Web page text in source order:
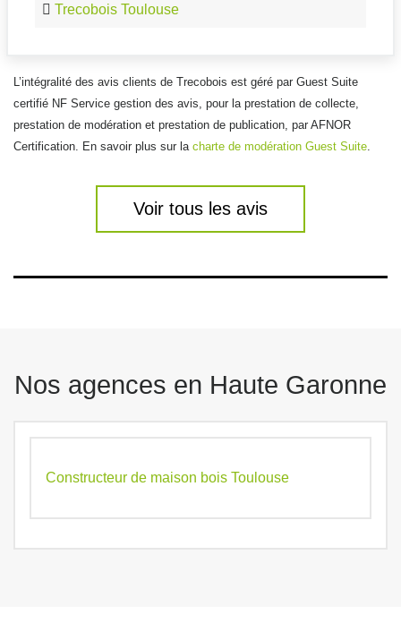
Trecobois Toulouse
L’intégralité des avis clients de Trecobois est géré par Guest Suite
certifié NF Service gestion des avis, pour la prestation de collecte,
prestation de modération et prestation de publication, par AFNOR
Certification. En savoir plus sur la charte de modération Guest Suite.
Voir tous les avis
Nos agences en Haute Garonne
Constructeur de maison bois Toulouse